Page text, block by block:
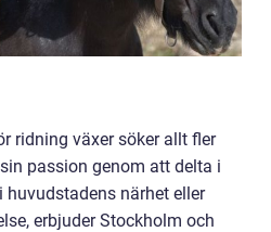
ridning växer söker allt fler
passion genom att delta i
huvudstadens närhet eller
erbjuder Stockholm och